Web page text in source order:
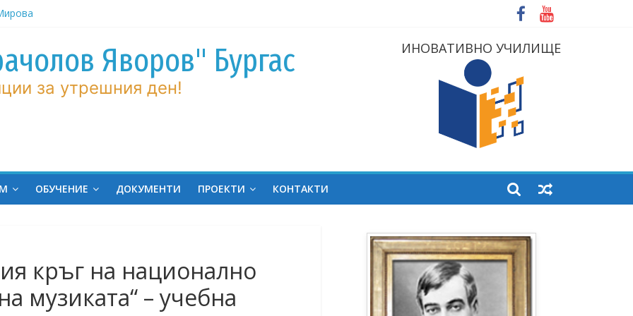
по
Яворов" Бургас
за утрешния ден!
ИНОВАТИВНО УЧИЛИЩЕ
ОБУЧЕНИЕ ДОКУМЕНТИ ПРОЕКТИ КОНТАКТИ
кръг на национално
музиката“ – учебна